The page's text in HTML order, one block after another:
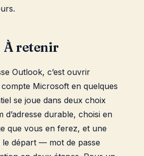
À retenir
Outlook, c’est ouvrir
Microsoft en quelques
se joue dans deux choix
d’adresse durable, choisi en
que vous en ferez, et une
le départ — mot de passe